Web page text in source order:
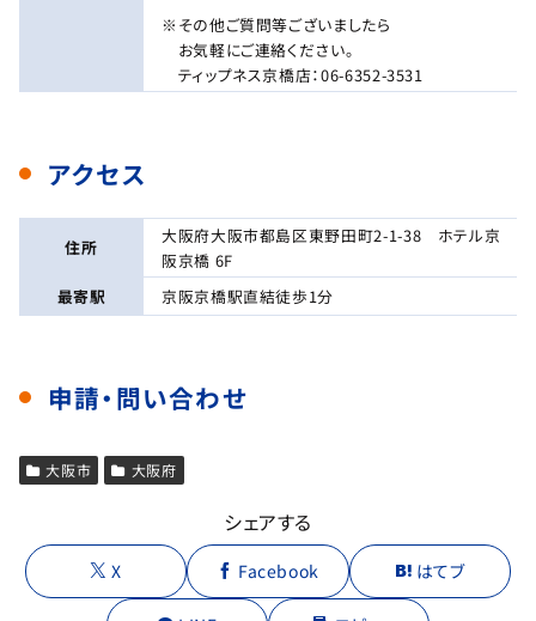
※その他ご質問等ございましたら
お気軽にご連絡ください。
ティップネス京橋店：06-6352-3531
アクセス
住所
大阪府大阪市都島区東野田町2-1-38 ホテル京
阪京橋 6F
最寄駅
京阪京橋駅直結徒歩1分
申請・問い合わせ
大阪市 大阪府
シェアする
X Facebook はてブ